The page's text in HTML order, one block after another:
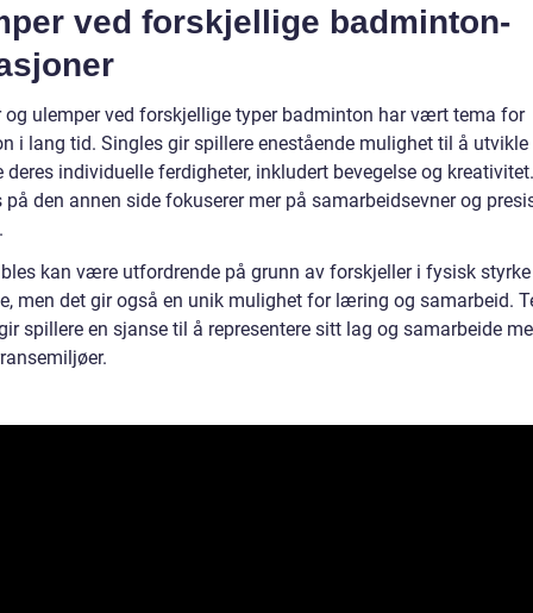
ved forskjellige badminton-
og ulemper ved forskjellige typer badminton har vært tema for
i lang tid. Singles gir spillere enestående mulighet til å utvikle
deres individuelle ferdigheter, inkludert bevegelse og kreativitet.
på den annen side fokuserer mer på samarbeidsevner og
kan være utfordrende på grunn av forskjeller i fysisk
men det gir også en unik mulighet for læring og samarbeid.
spillere en sjanse til å representere sitt lag og samarbeide